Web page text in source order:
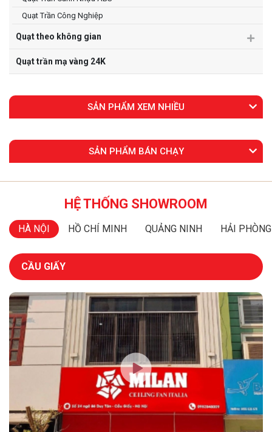
Quạt Trần Công Nghiệp
Quạt theo không gian
Quạt trần mạ vàng 24K
SẢN PHẨM XEM NHIỀU
SẢN PHẨM BÁN CHẠY
HỆ THỐNG SHOWROOM
HÀ NỘI HỒ CHÍ MINH QUẢNG NINH HẢI PHÒNG
CẦU GIẤY